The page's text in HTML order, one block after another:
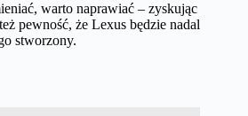
warto naprawiać – zyskując
pewność, że Lexus będzie nadal
stworzony.